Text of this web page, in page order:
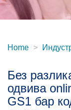
Home
Без
одвива
GS1 бар